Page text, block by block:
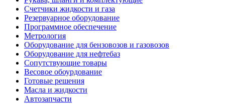
Счетчики жидкости и газа
Резервуарное оборудование
Программное обеспечение
Метрология
Оборудование для бензовозов и газовозов
Оборудование для нефтебаз
Сопутствующие товары
Весовое обоурдование
Готовые решения
Масла и жидкости
Автозапчасти